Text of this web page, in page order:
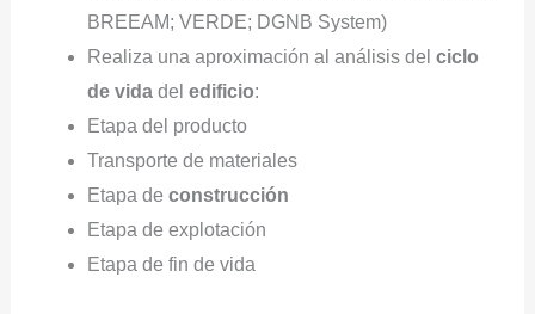
BREEAM; VERDE; DGNB System)
Realiza una aproximación al análisis del ciclo
de vidadel edificio:
Etapa del producto
Transporte de materiales
Etapa de construcción
Etapa de explotación
Etapa de fin de vida